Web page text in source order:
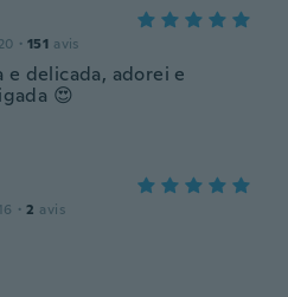
· 151 avis
e delicada, adorei e
😍
· 2 avis